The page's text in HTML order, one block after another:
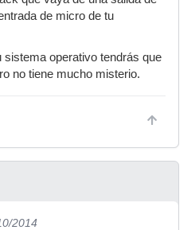
de micro de tu
sistema operativo tendrás que
no tiene mucho misterio.
2014